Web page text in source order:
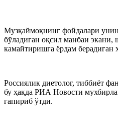
Музқаймоқнинг фойдалари
бўладиган оқсил манбаи экани,
камайтиришга ёрдам берадиган
Россиялик диетолог, тиббиёт
бу ҳақда РИА Новости
гапириб ўтди.